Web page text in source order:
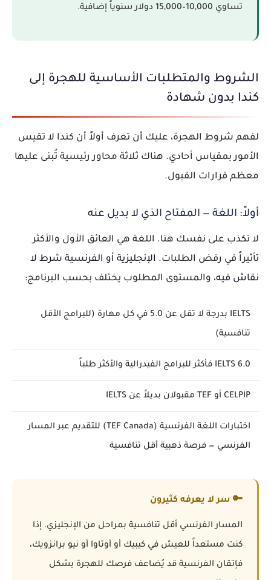
تساوي 10,000–15,000 دولار سنوياً إضافية.
الشروط والمتطلبات الأساسية للهجرة إلى
كندا بدون شهادة
لفهم شروط الهجرة، عليك أن تعرف أولاً أن كندا لا تقيس
الأمور بمقياس أحادي. هناك ثلاثة محاور رئيسية تُبنى عليها
معظم قرارات القبول.
أولاً: اللغة — المفتاح الذي لا بديل عنه
لا تكذب على نفسك هنا. اللغة هي العائق الأول والأكثر
تأثيراً في رفض الطلبات. الإنجليزية أو الفرنسية شرط لا
نقاش فيه، والمستوى المطلوب يختلف بحسب البرنامج:
IELTS بدرجة لا تقل عن 5.0 في كل مهارة (للبرامج الأقل
تنافسية)
IELTS 6.0 فأكثر للبرامج الفيدرالية والأكثر طلباً
CELPIP أو TEF مقبولان بديلاً عن IELTS
اختبارات اللغة الفرنسية (TEF Canada) للتقديم عبر المسار
الفرنسي — فرصة ذهبية أقل تنافسية
🔑 سر لا يعرفه كثيرون
المسار الفرنسي أقل تنافسية بمراحل من الإنجليزي. إذا
كنت مستعداً للعيش في كيبيك أو أوتاوا أو نيو برانزويك،
فإتقان الفرنسية قد يُضاعف فرصك للهجرة بشكل